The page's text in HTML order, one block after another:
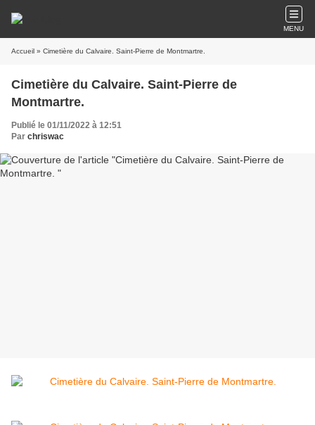
MENU
Accueil » Cimetière du Calvaire. Saint-Pierre de Montmartre.
Cimetière du Calvaire. Saint-Pierre de
Montmartre.
Publié le 01/11/2022 à 12:51
Par chriswac